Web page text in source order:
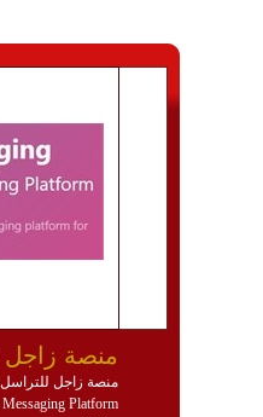
منصة زاجل
منصة زاجل